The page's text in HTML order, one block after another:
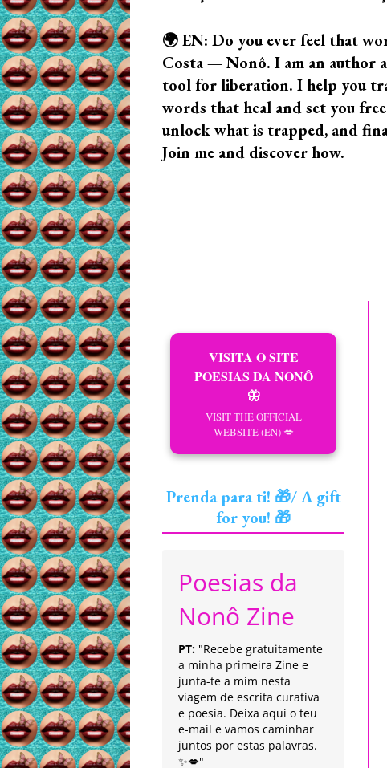
🌍 EN: Do you ever feel that
Costa — Nonô. I am an author
tool for liberation. I help you
words that heal and set you
unlock what is trapped, and
Join me and discover how.
VISITA O SITE
POESIAS DA NONÔ
🦋
VISIT THE OFFICIAL
WEBSITE (EN) 💋
Prenda para ti! 🎁/ A gift
for you! 🎁
Poesias da
Nonô Zine
PT: "Recebe gratuitamente
a minha primeira Zine e
junta-te a mim nesta
viagem de escrita curativa
e poesia. Deixa aqui o teu
e-mail e vamos caminhar
juntos por estas palavras.
✨💋"